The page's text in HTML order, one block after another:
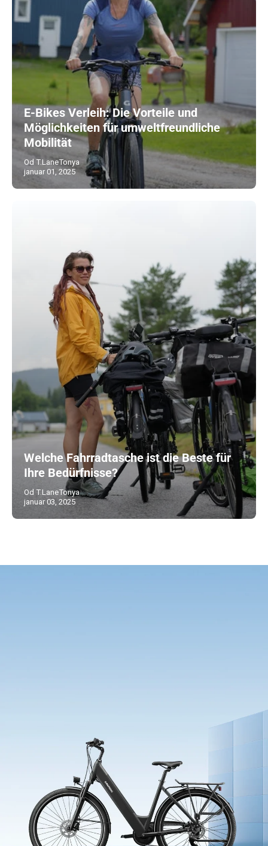
E-Bikes Verleih: Die Vorteile und
Möglichkeiten für umweltfreundliche
Mobilität
Od T.LaneTonya
januar 01, 2025
Welche Fahrradtasche ist die Beste für
Ihre Bedürfnisse?
Od T.LaneTonya
januar 03, 2025